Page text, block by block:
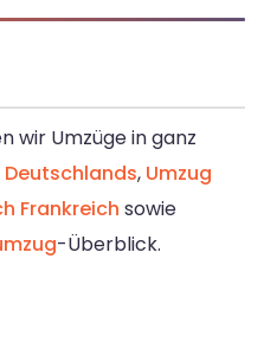
wir Umzüge in ganz
, Umzug
Frankreich sowie
-Überblick.